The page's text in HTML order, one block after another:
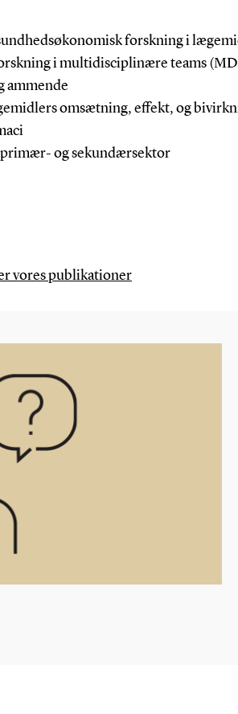
forskning i
i multidisciplinære teams
ammende
omsætning, effekt, og
og sekundærsektor
vores publikationer